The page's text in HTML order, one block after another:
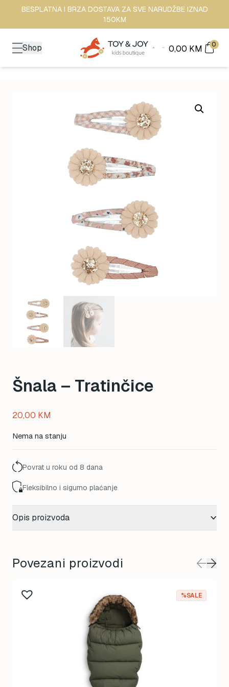
BESPLATNA I BRZA DOSTAVA ZA SVE NARUDŽBE IZNAD
150KM
Shop 0,00 KM 0
Šnala – Tratinčice
20,00 KM
Nema na stanju
Povrat u roku od 8 dana
Fleksibilno i sigurno plaćanje
Opis proizvoda
Povezani proizvodi
%SALE